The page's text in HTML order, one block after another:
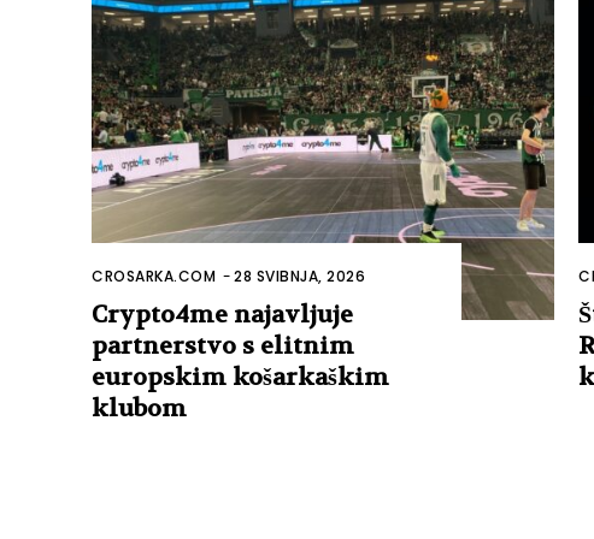
CROSARKA.COM -28 SVIBNJA, 2026
Crypto4me najavljuje
partnerstvo s elitnim
europskim košarkaškim
klubom